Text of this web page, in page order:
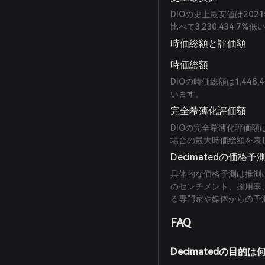
DIOの史上最安値は
比べて3,230,434.7%低
時価総額と評価額
時価総額
DIOの時価総額は
います。
完全希薄化評価額
DIOの完全希薄化評価
場合の最大時価総額を表
Decimatedの価格予
具体的な価格予測は推
のセンチメント、採用
る専門家や媒体からの
FAQ
Decimatedの目的は